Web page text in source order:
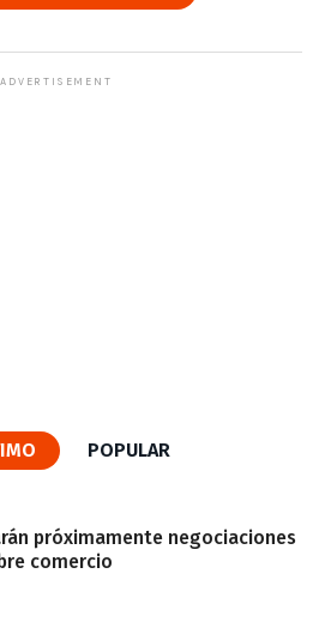
ADVERTISEMENT
POPULAR
próximamente negociaciones
comercio